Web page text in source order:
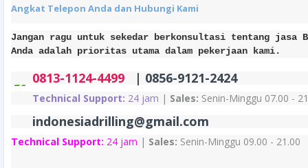
Angkat Telepon Anda dan Hubungi Kami
Jangan ragu untuk sekedar berkonsultasi tentang jasa
Anda adalah prioritas utama dalam pekerjaan kami.
0813-1124-4499 | 0856-9121-2424
Technical Support: 24 jam | Sales: Senin-Minggu 07.00 -
indonesiadrilling@gmail.com
Technical Support: 24 jam | Sales: Senin-Minggu 09.00 - 21.00